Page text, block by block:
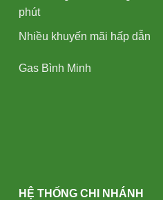
phút
Nhiều khuyến mãi hấp dẫn
Gas Bình Minh
HỆ THỐNG CHI NHÁNH